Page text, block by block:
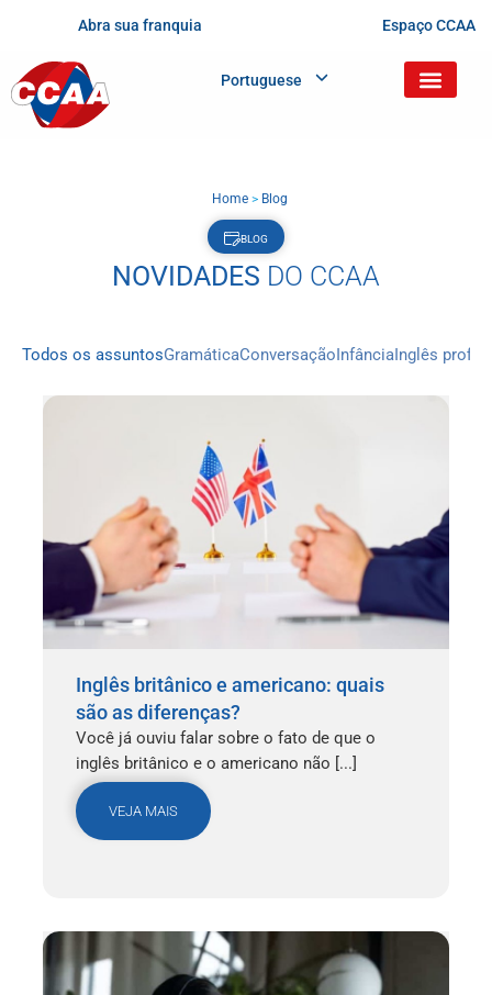
Abra sua franquia Espaço CCAA
Portuguese
Home > Blog
BLOG
NOVIDADES DO CCAA
Todos os assuntosGramáticaConversaçãoInfânciaInglês
Inglês britânico e americano: quais
são as diferenças?
Você já ouviu falar sobre o fato de que o
inglês britânico e o americano não [...]
VEJA MAIS